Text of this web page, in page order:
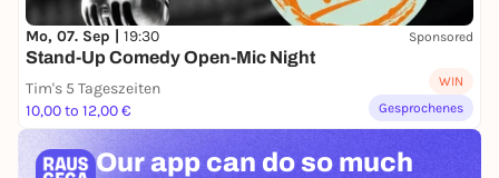
Mo, 07. Sep | 19:30 Sponsored
Stand-Up Comedy Open-Mic Night
Tim's 5 Tageszeiten
10,00 to 12,00 €
WIN
Gesprochenes
Our app can do so much